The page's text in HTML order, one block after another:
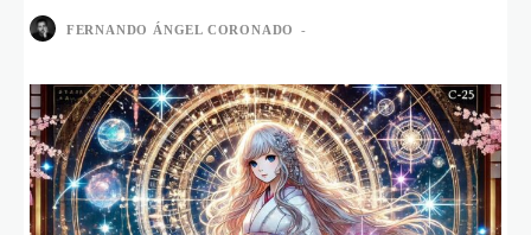
FERNANDO ÁNGEL CORONADO -